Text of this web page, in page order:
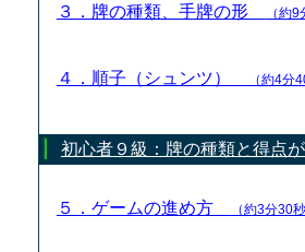
３．牌の種類、手牌の形 （約9
４．順子（シュンツ） （約4分
初心者９級：牌の種類と得点
５．ゲームの進め方 （約3分30秒